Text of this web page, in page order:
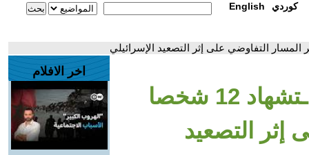
English كوردي
- الصحة اللبنانية: اسـ.ـتشهاد 12 شخصا
التصعيد
اخر الافلام